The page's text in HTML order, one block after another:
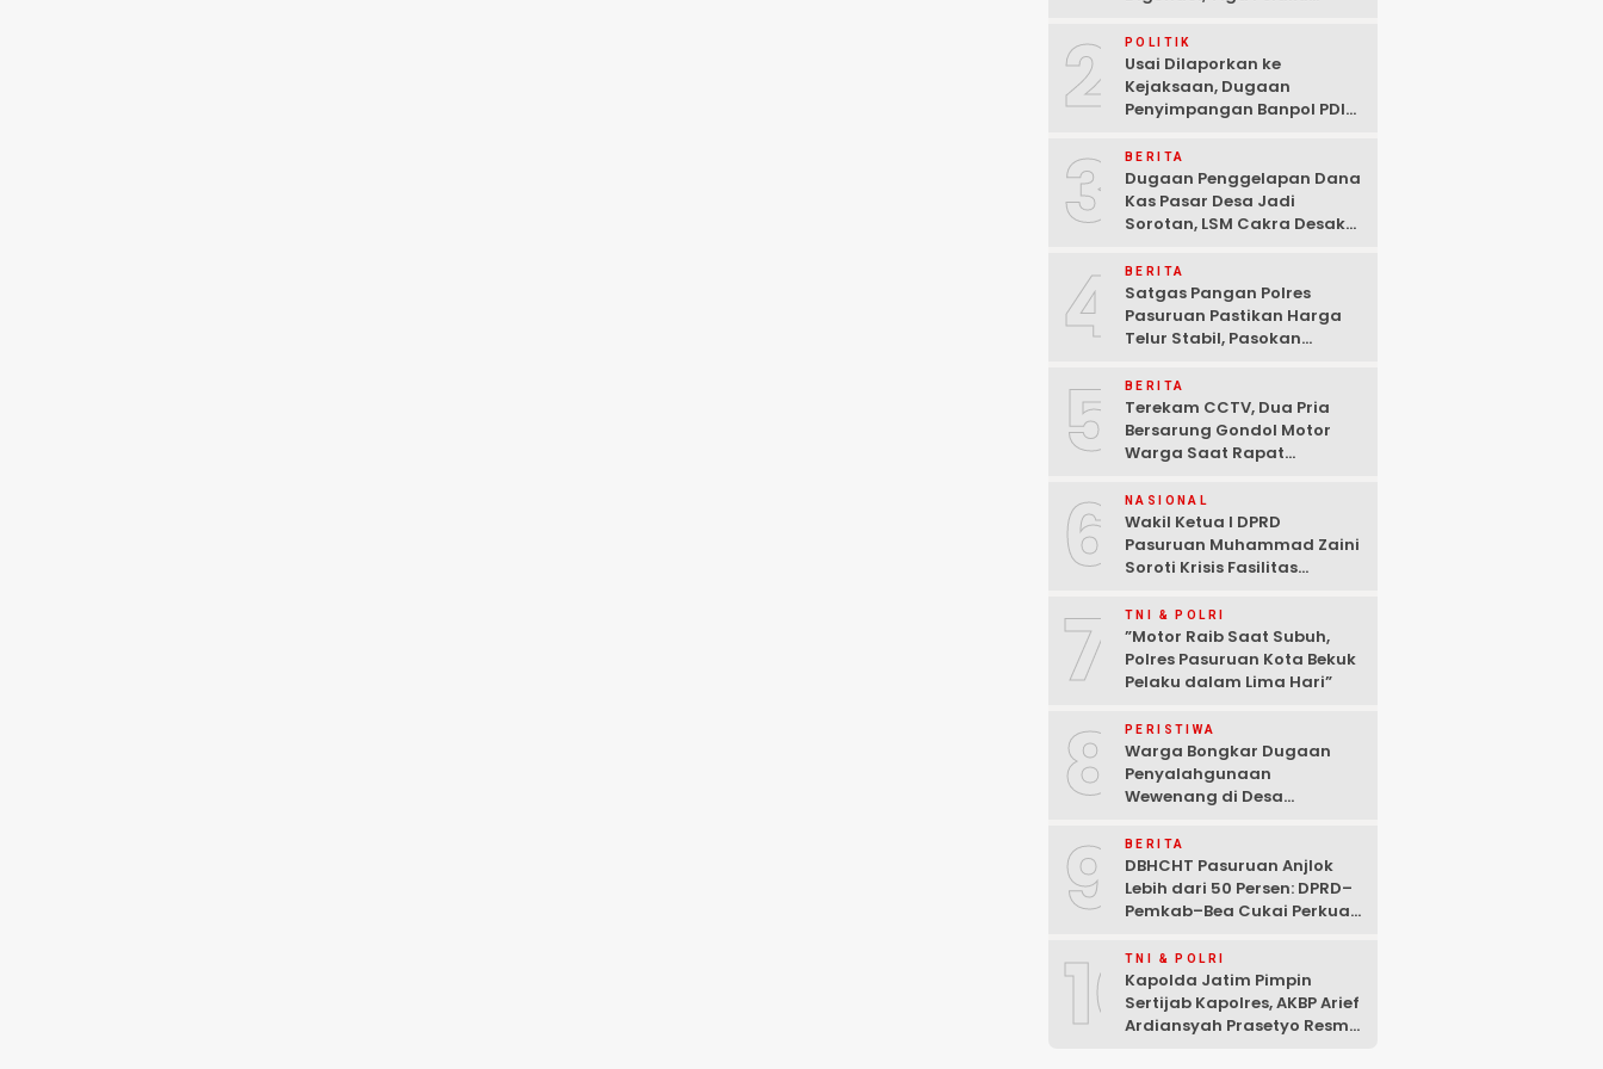
Pasuruan
2 POLITIK
Usai Dilaporkan ke
Kejaksaan, Dugaan
Penyimpangan Banpol PDIP
Tuntas “6 Eks Ketua PAC
Cabut Laporan”
3 BERITA
Dugaan Penggelapan Dana
Kas Pasar Desa Jadi
Sorotan, LSM Cakra Desak
4 BERITA
Satgas Pangan Polres
Pasuruan Pastikan Harga
Telur Stabil, Pasokan
Kekhawatiran Fluktuasi
5 BERITA
Terekam CCTV, Dua Pria
Bersarung Gondol Motor
Warga Saat Rapat
6 NASIONAL
Wakil Ketua I DPRD
Pasuruan Muhammad Zaini
Soroti Krisis Fasilitas
Anggaran
7 TNI & POLRI
‎”Motor Raib Saat Subuh,
Polres Pasuruan Kota Bekuk
Pelaku dalam Lima Hari” ‎
8 PERISTIWA
Warga Bongkar Dugaan
Penyalahgunaan
Wewenang di Desa
Mencuat
9 BERITA
DBHCHT Pasuruan Anjlok
Lebih dari 50 Persen: DPRD–
Pemkab–Bea Cukai Perkuat
Rokok Ilegal
10TNI & POLRI
Kapolda Jatim Pimpin
Sertijab Kapolres, AKBP Arief
Ardiansyah Prasetyo Resmi